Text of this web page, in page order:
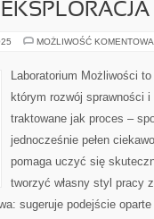
MOŻLIWOŚĆ
Laboratorium Możliwości
którym rozwój sprawności
traktowane jak proces –
jednocześnie pełen
pomaga uczyć się
tworzyć własny styl pracy
sugeruje podejście